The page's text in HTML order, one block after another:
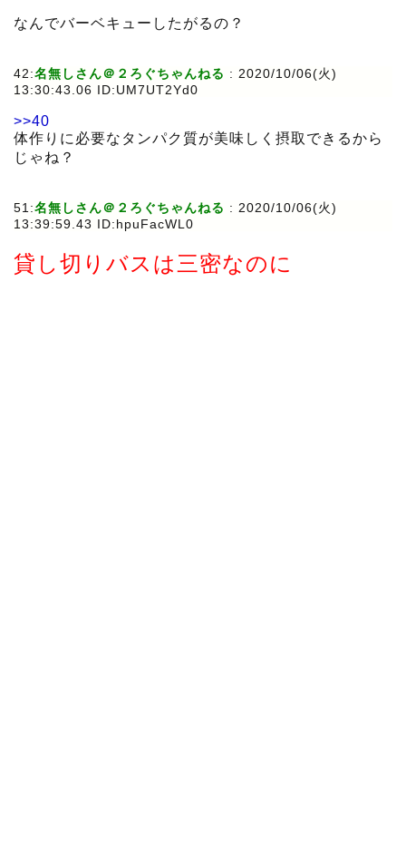
なんでバーベキューしたがるの？
42:名無しさん＠２ろぐちゃんねる : 2020/10/06(火)
13:30:43.06 ID:UM7UT2Yd0
>>40
体作りに必要なタンパク質が美味しく摂取できるから
じゃね？
51:名無しさん＠２ろぐちゃんねる : 2020/10/06(火)
13:39:59.43 ID:hpuFacWL0
貸し切りバスは三密なのに